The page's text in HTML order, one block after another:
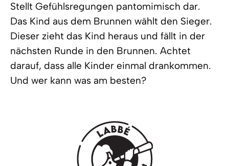
Stellt Gefühlsregungen pantomimisch dar.
Das Kind aus dem Brunnen wählt den Sieger.
Dieser zieht das Kind heraus und fällt in der
nächsten Runde in den Brunnen. Achtet
darauf, dass alle Kinder einmal drankommen.
Und wer kann was am besten?